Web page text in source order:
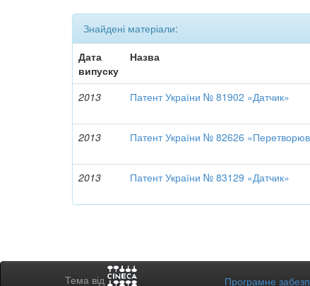
Знайдені матеріали:
Дата
випуску
Назва
2013 Патент України № 81902 «Датчик»
2013
Патент України № 82626
2013
Патент України № 83129 «Датчик»
Тема від Програмне